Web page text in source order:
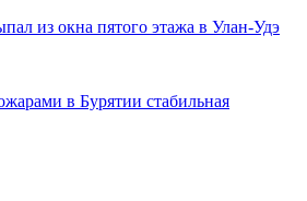
из окна пятого этажа в Улан-Удэ
в Бурятии стабильная